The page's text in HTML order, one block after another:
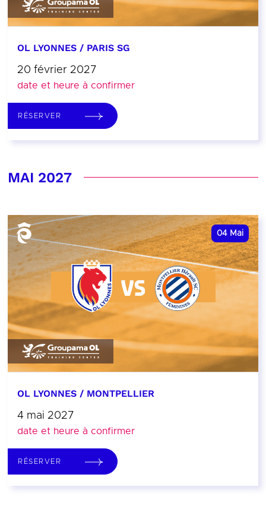
OL LYONNES / PARIS SG
20 février 2027
date et heure à confirmer
RÉSERVER
MAI 2027
04 Mai
OL LYONNES / MONTPELLIER
4 mai 2027
date et heure à confirmer
RÉSERVER